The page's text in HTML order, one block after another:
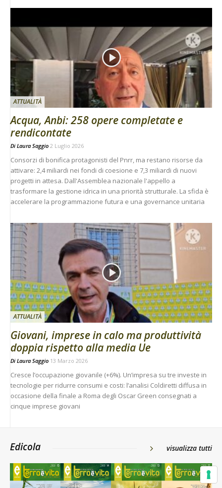
ATTUALITÀ
Acqua, Anbi: 258 opere completate e
rendicontate
Di Laura Saggio 2 Luglio 2026
Consorzi di bonifica protagonisti del Pnrr, ma restano risorse da
attivare: 2,4 miliardi nei fondi di coesione e 7,3 miliardi di nuovi
progetti in attesa. Dall'Assemblea nazionale l'appello a
trasformare la gestione idrica in una priorità strutturale. La sfida è
accelerare la programmazione futura e una governance unitaria
ATTUALITÀ
Giovani, imprese in calo ma produttività
doppia rispetto alla media Ue
Di Laura Saggio 13 Marzo 2026
Cresce l’occupazione giovanile (+6%). Un’impresa su tre investe in
tecnologie per ridurre consumi e costi: l’analisi Coldiretti diffusa in
occasione della finale a Roma degli Oscar Green consegnati a
cinque imprese giovani
Edicola visualizza tutti